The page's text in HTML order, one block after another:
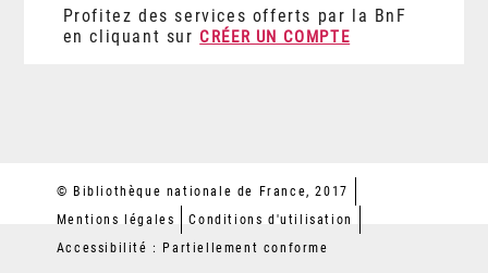
Profitez des services offerts par la BnF
en cliquant sur CRÉER UN COMPTE
© Bibliothèque nationale de France, 2017
Mentions légales
Conditions d'utilisation
Accessibilité : Partiellement conforme